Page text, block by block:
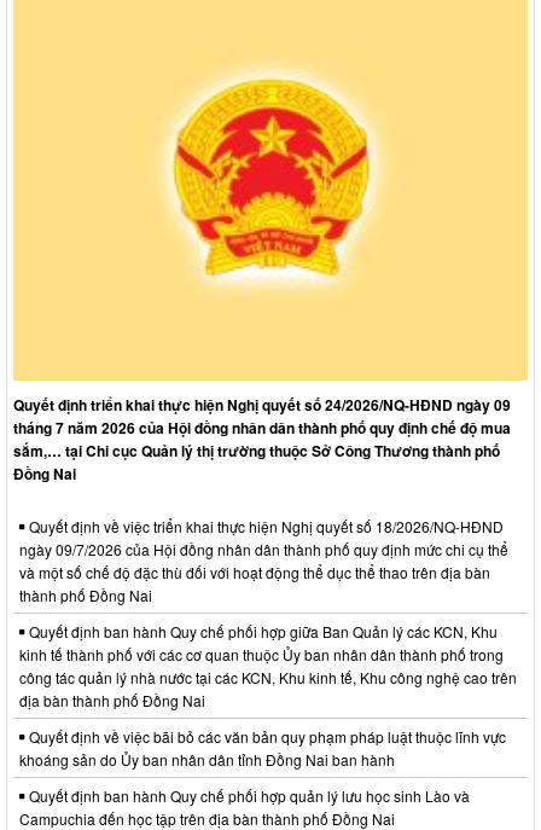
Quyết định triển khai thực hiện Nghị quyết số 24/2026/NQ-HĐND ngày 09
tháng 7 năm 2026 của Hội đồng nhân dân thành phố quy định chế độ mua
sắm,… tại Chi cục Quản lý thị trường thuộc Sở Công Thương thành phố
Đồng Nai
Quyết định về việc triển khai thực hiện Nghị quyết số 18/2026/NQ-HĐND
ngày 09/7/2026 của Hội đồng nhân dân thành phố quy định mức chi cụ thể
và một số chế độ đặc thù đối với hoạt động thể dục thể thao trên địa bàn
thành phố Đồng Nai
Quyết định ban hành Quy chế phối hợp giữa Ban Quản lý các KCN, Khu
kinh tế thành phố với các cơ quan thuộc Ủy ban nhân dân thành phố trong
công tác quản lý nhà nước tại các KCN, Khu kinh tế, Khu công nghệ cao trên
địa bàn thành phố Đồng Nai
Quyết định về việc bãi bỏ các văn bản quy phạm pháp luật thuộc lĩnh vực
khoáng sản do Ủy ban nhân dân tỉnh Đồng Nai ban hành
Quyết định ban hành Quy chế phối hợp quản lý lưu học sinh Lào và
Campuchia đến học tập trên địa bàn thành phố Đồng Nai